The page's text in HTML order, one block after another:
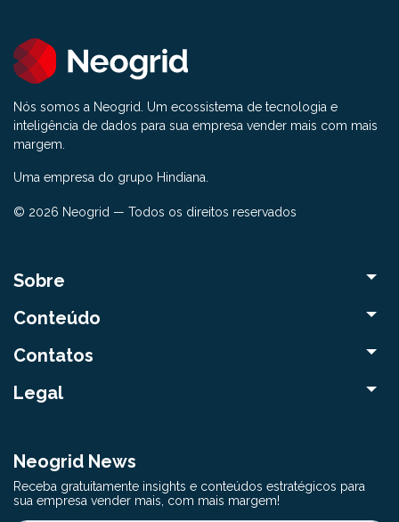
Nós somos a Neogrid. Um ecossistema de tecnologia e
inteligência de dados para sua empresa vender mais com mais
margem.
Uma empresa do grupo Hindiana.
© 2026 Neogrid — Todos os direitos reservados
Sobre
Conteúdo
Contatos
Legal
Neogrid News